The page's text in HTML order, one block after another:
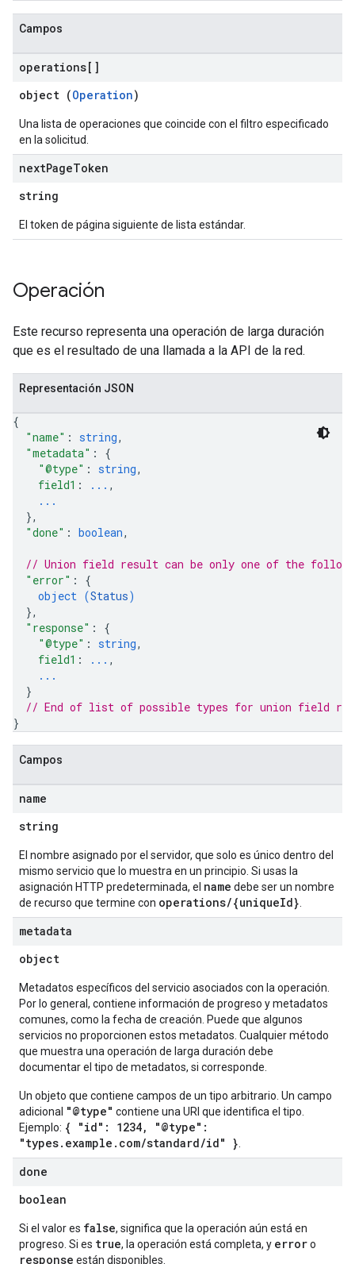
Campos
operations[]
object (Operation)
Una lista de operaciones que coincide con el filtro especificado
en la solicitud.
nextPageToken
string
El token de página siguiente de lista estándar.
Operación
Este recurso representa una operación de larga duración
que es el resultado de una llamada a la API de la red.
Representación JSON
{
"name" : string,
"metadata" : {
"@type" : string,
field1 : ... ,
...
},
"done" : boolean,
// Union field result can be only one of the
"error" : {
object (Status)
},
"response" : {
"@type" : string,
field1 : ... ,
...
}
// End of list of possible types for union field
}
Campos
name
string
El nombre asignado por el servidor, que solo es único dentro del
mismo servicio que lo muestra en un principio. Si usas la
asignación HTTP predeterminada, el name debe ser un nombre
de recurso que termine con operations/{uniqueId}
metadata
object
Metadatos específicos del servicio asociados con la operación.
Por lo general, contiene información de progreso y metadatos
comunes, como la fecha de creación. Puede que algunos
servicios no proporcionen estos metadatos. Cualquier método
que muestra una operación de larga duración debe
documentar el tipo de metadatos, si corresponde.
Un objeto que contiene campos de un tipo arbitrario. Un campo
adicional "@type" contiene una URI que identifica el tipo.
Ejemplo: { "id": 1234, "@type":
"types.example.com/standard/id" }
done
boolean
Si el valor es false, significa que la operación aún está en
progreso. Si es true, la operación está completa, y erroro
response están disponibles.